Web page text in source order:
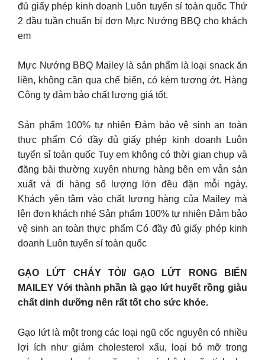
đủ giấy phép kinh doanh Luôn tuyển sỉ toàn quốc Thứ
2 đầu tuần chuẩn bị đơn Mực Nướng BBQ cho khách
em
Mực Nướng BBQ Mailey là sản phẩm là loại snack ăn
liền, không cần qua chế biến, có kèm tương ớt. Hàng
Công ty đảm bảo chất lượng giá tốt.
Sản phẩm 100% tự nhiên Đảm bảo vệ sinh an toàn
thực phẩm Có đầy đủ giấy phép kinh doanh Luôn
tuyển sỉ toàn quốc Tuy em không có thời gian chụp và
đăng bài thường xuyên nhưng hàng bên em vẫn sản
xuất và đi hàng số lượng lớn đều đặn mỗi ngày.
Khách yên tâm vào chất lượng hàng của Mailey mà
lên đơn khách nhé Sản phẩm 100% tự nhiên Đảm bảo
vệ sinh an toàn thực phẩm Có đầy đủ giấy phép kinh
doanh Luôn tuyển sỉ toàn quốc
GẠO LỨT CHÁY TỎI/ GẠO LỨT RONG BIỂN
MAILEY Với thành phần là gạo lứt huyết rồng giàu
chất dinh dưỡng nên rất tốt cho sức khỏe.
Gạo lứt là một trong các loại ngũ cốc nguyên có nhiều
lợi ích như giảm cholesterol xấu, loại bỏ mỡ trong